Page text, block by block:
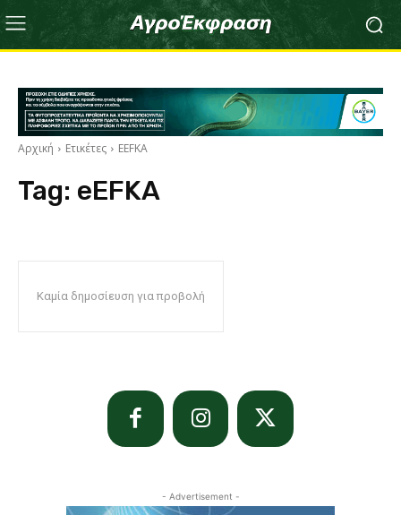
Αρχική Ετικέτες EEFKA
Tag: eEFKA
Καμία δημοσίευση για προβολή
- Advertisement -